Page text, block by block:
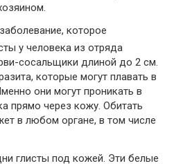
которое
у человека из отряда
сосальщики длиной до 2 см.
которые могут плавать в
они могут проникать в
прямо через кожу. Обитать
в любом органе, в том числе
глисты под кожей. Эти белые